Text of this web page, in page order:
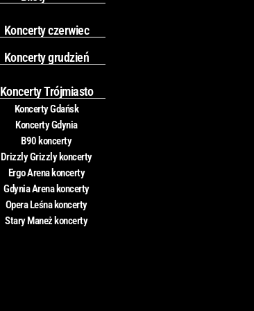
Koncerty czerwiec
Koncerty grudzień
Koncerty Trójmiasto
Koncerty Gdańsk
Koncerty Gdynia
B90 koncerty
Drizzly Grizzly koncerty
Ergo Arena koncerty
Gdynia Arena koncerty
Opera Leśna koncerty
Stary Maneż koncerty